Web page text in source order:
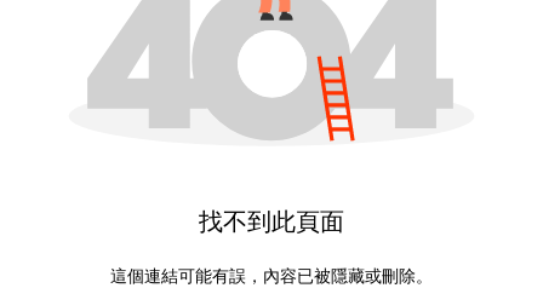
找不到此頁面
這個連結可能有誤，內容已被隱藏或刪除。